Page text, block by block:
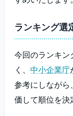
11位
ト
12位 え
ランキング選
今回のランキ
く、 中小企業庁
参考にしなが
価して順位を決